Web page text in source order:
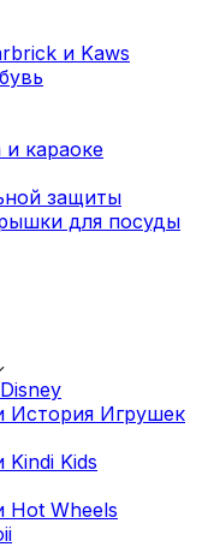
и Kaws
караоке
защиты
для посуды
История Игрушек
Kids
Hot Wheels